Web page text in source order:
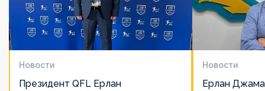
Новости
Президент QFL Ерлан
Новости
Ерлан